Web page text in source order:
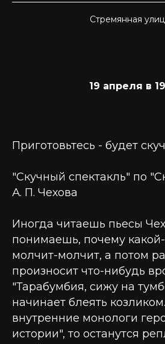
Стремянная
19 апреля в
Приготовьтесь - будет
"Скучный спектакль" по
А. П. Чехова
Иногда читаешь пьесы
понимаешь, почему
молчит-молчит, а потом
произносит что-нибудь
"Тарабумбия, сижу на
начинает блеять
внутренние монологи
истории", то останутся